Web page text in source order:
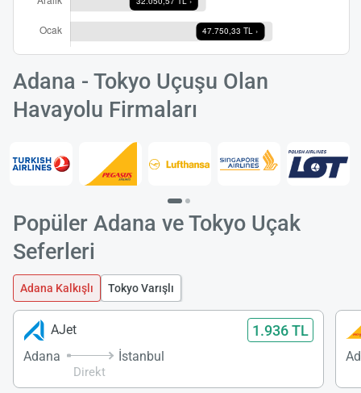
Adana - Tokyo Uçuşu Olan
Havayolu Firmaları
Popüler Adana ve Tokyo Uçak
Seferleri
Adana Kalkışlı Tokyo Varışlı
AJet 1.936 TL
Adana
Direkt
İstanbul